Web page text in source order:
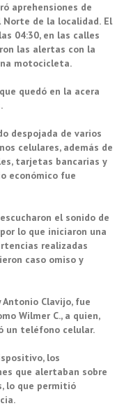
aprehensiones de
Norte de la localidad. El
04:30, en las calles
las alertas con la
motocicleta.
quedó en la acera
despojada de varios
celulares, además de
tarjetas bancarias y
económico fue
el sonido de
lo que iniciaron una
realizadas
caso omiso y
Clavijo, fue
Wilmer C., a quien,
un teléfono celular.
los
que alertaban sobre
lo que permitió